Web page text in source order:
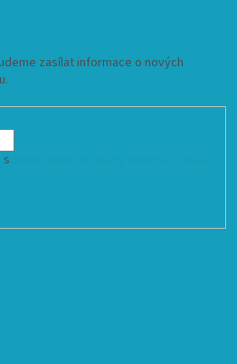
zasílat informace o nových
s